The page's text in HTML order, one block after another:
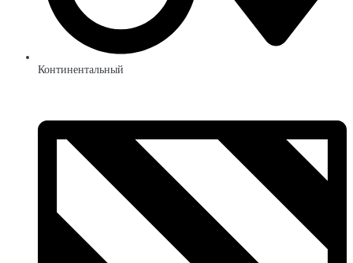
Континентальный